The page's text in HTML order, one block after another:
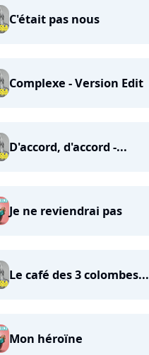
C'était pas nous
Complexe - Version Edit
D'accord, d'accord -...
Je ne reviendrai pas
Le café des 3 colombes...
Mon héroïne